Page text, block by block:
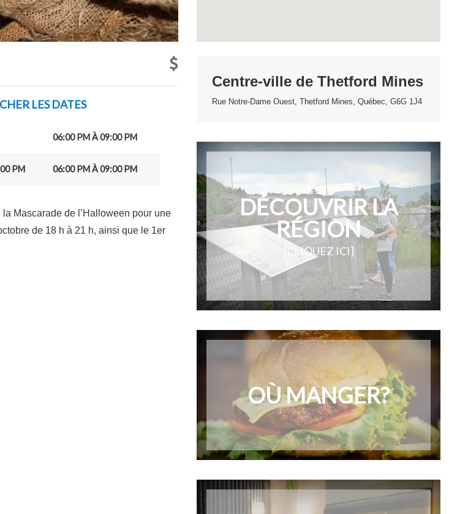
LES DATES
06:00 PM À 09:00 PM
PM 06:00 PM À 09:00 PM
Mascarade de l’Halloween pour une
de 18 h à 21 h, ainsi que le 1er
Centre-ville de Thetford Mines
Rue Notre-Dame Ouest, Thetford Mines, Québec, G6G 1J4
DÉCOUVRIR LA
RÉGION
[CLIQUEZ ICI]
OÙ MANGER?